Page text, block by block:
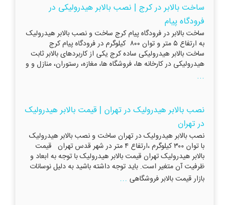
ساخت بالابر در کرج | نصب بالابر هیدرولیکی در
فرودگاه پیام
ساخت بالابر در فرودگاه پیام کرج ساخت و نصب بالابر هیدرولیک
به ارتفاع ۵ متر و توان ۸۰۰ کیلوگرم در فرودگاه پیام کرج
ساخت بالابر هیدرولیکی ساده کرج یکی از کاربردهای بالابر ثابت
هیدرولیکی در کارخانه ها، فروشگاه ها، مغازه، رستوران، منازل و و
...
نصب بالابر هیدرولیک در تهران | قیمت بالابر هیدرولیک
در تهران
نصب بالابر هیدرولیک در تهران ساخت و نصب بالابر هیدرولیک
با توان ۳۰۰ کیلوگرم ،ارتفاع ۴ متر در شهر قدس تهران قیمت
بالابر هیدرولیک تهران قیمت بالابر هیدرولیک با توجه به ابعاد و
ظرفیت آن متغير است. بايد توجه داشته باشيد به دلیل نوسانات
بازار قيمت بالابر فروشگاهی ...